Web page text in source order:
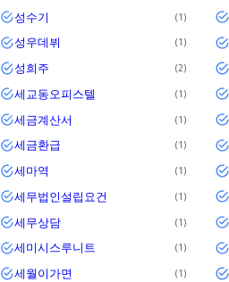
성수기 1
성우데뷔 1
성희주 2
세교동오피스텔 1
세금계산서 1
세금환급 1
세마역 1
세무법인설립요건 1
세무상담 1
세미시스루니트 1
세월이가면 1